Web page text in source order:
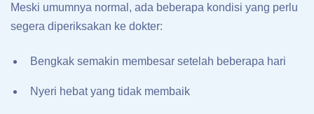
Meski umumnya normal, ada beberapa kondisi yang perlu
segera diperiksakan ke dokter:
Bengkak semakin membesar setelah beberapa hari
Nyeri hebat yang tidak membaik